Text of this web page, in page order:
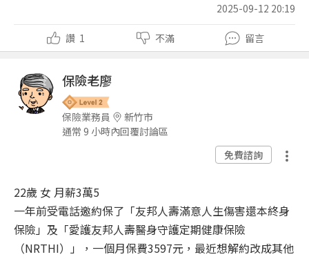
2025-09-12 20:19
讚 1 不滿 留言
保險老廖
保險業務員
新竹市
通常 9 小時內回覆討論區
免費諮詢
22歲 女 月薪3萬5
一年前受電話邀約保了「友邦人壽滿意人生傷害還本終身
保險」及「愛護友邦人壽醫身守護定期健康保險
（NRTHI）」，一個月保費3597元，最近想解約改成其他